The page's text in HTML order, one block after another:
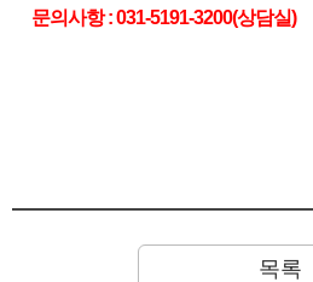
문의사항 : 031-5191-3200(상담실)
목록